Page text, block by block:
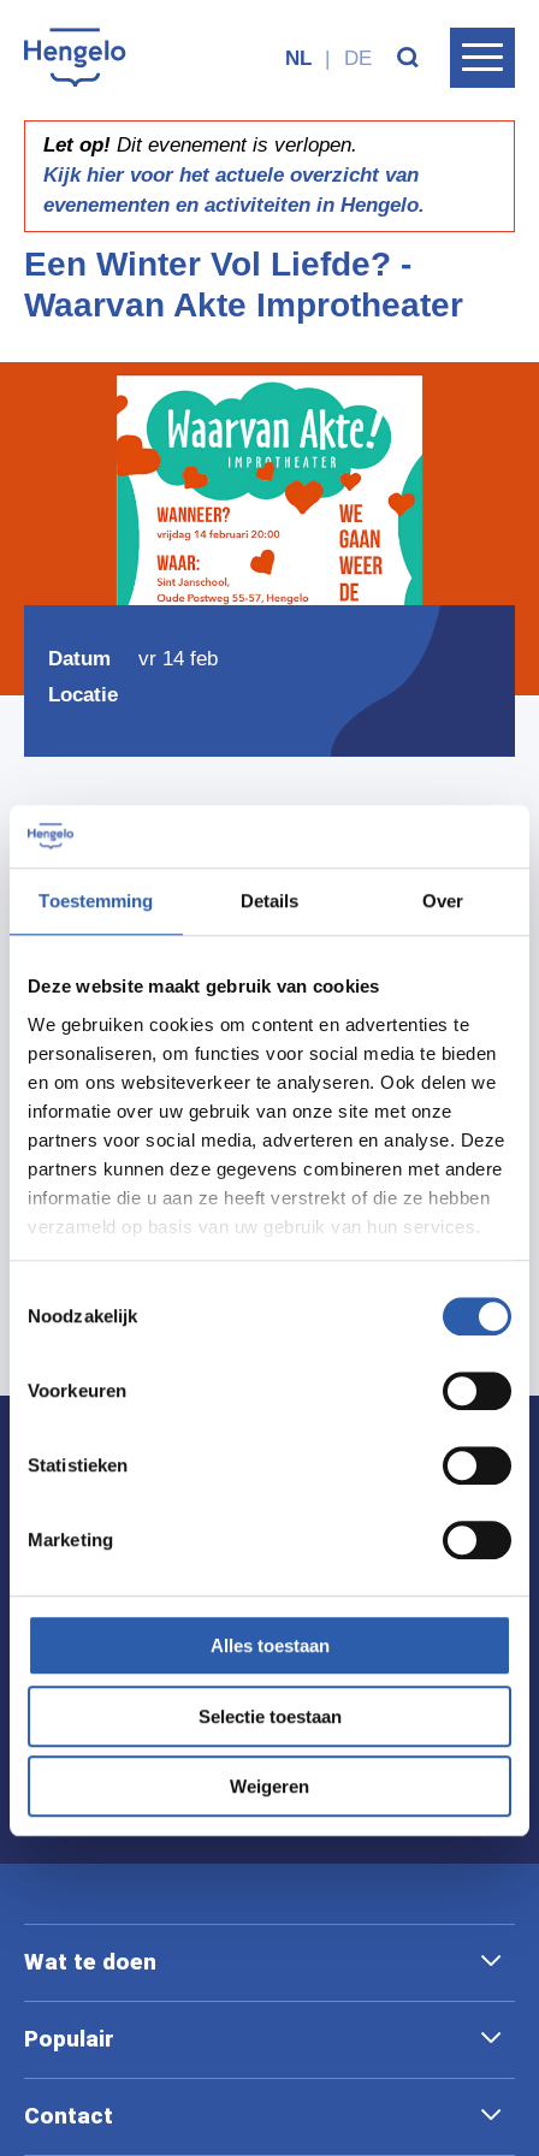
Toestemming Details Over
Deze website maakt gebruik van cookies
We gebruiken cookies om content en advertenties te
personaliseren, om functies voor social media te bieden
en om ons websiteverkeer te analyseren. Ook delen we
informatie over uw gebruik van onze site met onze
partners voor social media, adverteren en analyse. Deze
partners kunnen deze gegevens combineren met andere
informatie die u aan ze heeft verstrekt of die ze hebben
verzameld op basis van uw gebruik van hun services.
Noodzakelijk
Voorkeuren
Statistieken
Marketing
Alles toestaan
Selectie toestaan
Weigeren
NL | DE
Let op! Dit evenement is verlopen.
Kijk hier voor het actuele overzicht van
evenementen en activiteiten in Hengelo.
Een Winter Vol Liefde? -
Waarvan Akte Improtheater
Datum
vr 14 feb
Locatie
Delen
Routebeschrijving
Meer informatie
De allerleukste tips voor uitjes in
altijd als eerste op de hoogte van de laatste
nieuwtjes en de leukste tips.
Inschrijven
Wat te doen
Populair
Contact